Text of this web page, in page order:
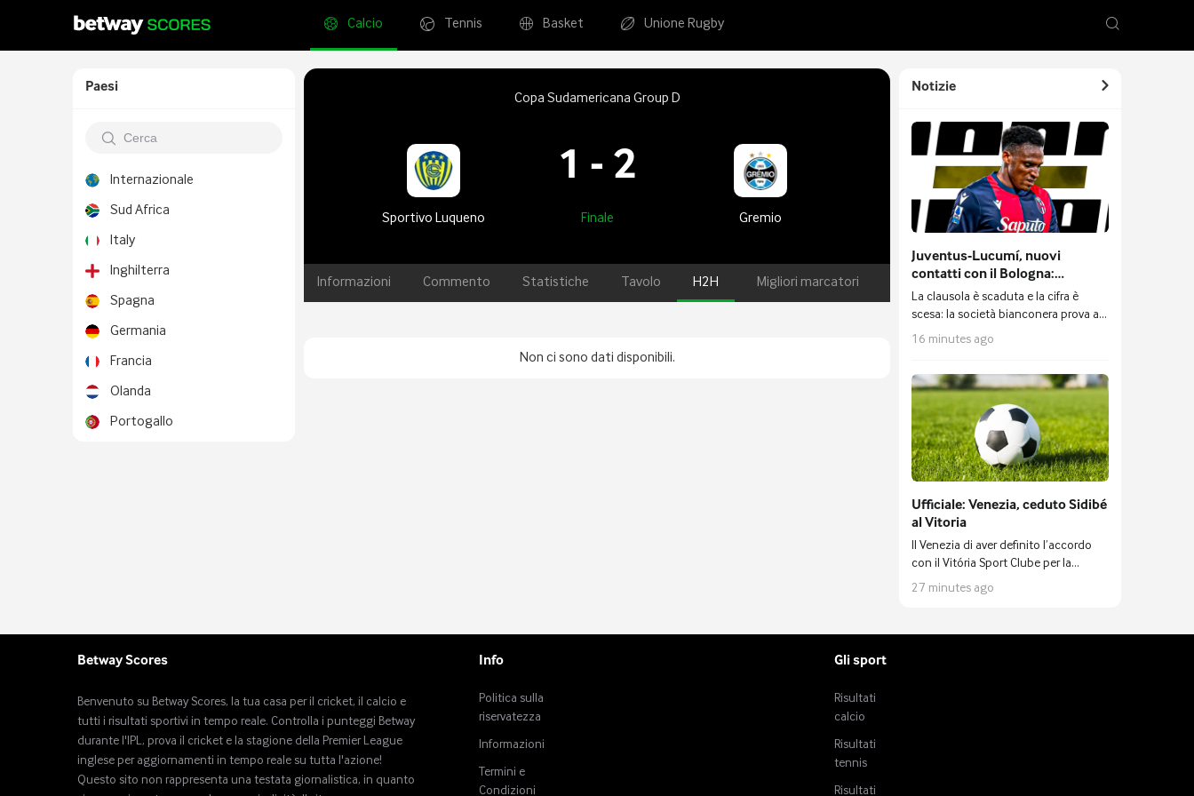
Calcio Tennis Basket Unione Rugby
Paesi
Internazionale
Sud Africa
Italy
Inghilterra
Spagna
Germania
Francia
Olanda
Portogallo
Copa Sudamericana Group D
Sportivo Luqueno
1 - 2
Finale Gremio
Informazioni Commento Statistiche Tavolo H2H Migliori marcatori
Non ci sono dati disponibili.
Notizie
Juventus-Lucumí, nuovi
contatti con il Bologna:
distanza ridotta, si lavora anche
sulle contropartite
La clausola è scaduta e la cifra è
scesa: la società bianconera prova a
inserire delle contropartite
16 minutes ago
Ufficiale: Venezia, ceduto Sidibé
al Vitoria
Il Venezia di aver definito l’accordo
con il Vitória Sport Clube per la
cessione a titolo temporaneo con
Sidibé. Arrivato a Venezia nell’estate
27 minutes ago
Betway Scores
Benvenuto su Betway Scores, la tua casa per il cricket, il calcio e
tutti i risultati sportivi in ​​tempo reale. Controlla i punteggi Betway
durante l'IPL, prova il cricket e la stagione della Premier League
inglese per aggiornamenti in tempo reale su tutta l'azione!
Questo sito non rappresenta una testata giornalistica, in quanto
Info
Politica sulla
riservatezza
Informazioni
Termini e
Condizioni
Gli sport
Risultati
calcio
Risultati
tennis
Risultati